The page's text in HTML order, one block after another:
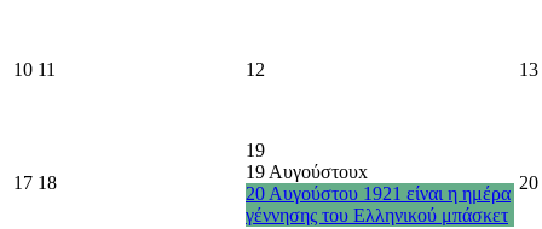
10 11 12 13
17 18
19
19 Αυγούστουx
20 Αυγούστου 1921 είναι η ημέρα
γέννησης του Ελληνικού μπάσκετ
20